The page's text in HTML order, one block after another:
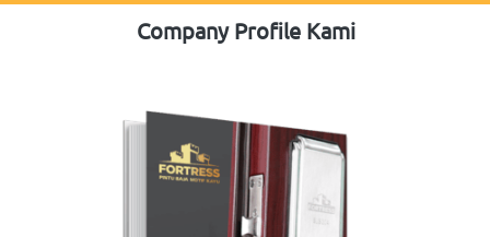
Company Profile Kami